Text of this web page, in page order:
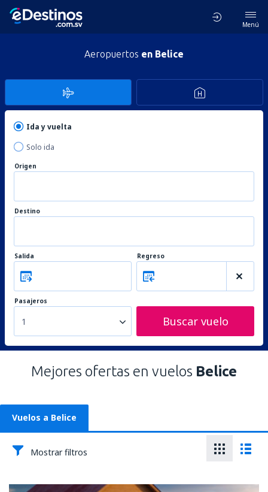
Menú
Aeropuertos en Belice
Ida y vuelta
Solo ida
Origen
Destino
Salida Regreso
Pasajeros
1 Buscar vuelo
Mejores ofertas en vuelos Belice
Vuelos a Belice
Mostrar filtros